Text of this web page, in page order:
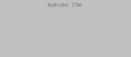
Aufrufe: 736